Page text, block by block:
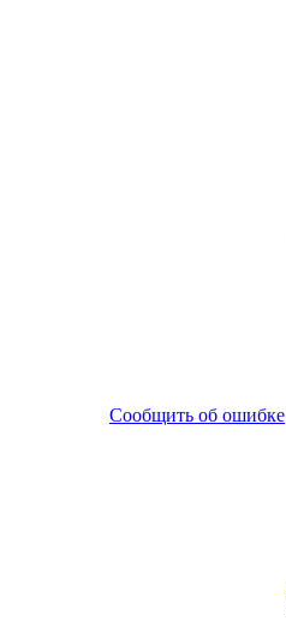
Сообщить об ошибке